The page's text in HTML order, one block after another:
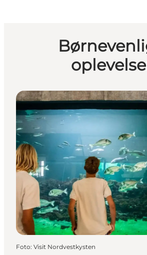
Foto: Visit Nordvestkysten